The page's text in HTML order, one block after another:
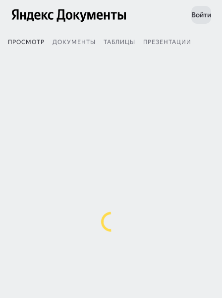
Войти
ПРОСМОТР ДОКУМЕНТЫ ТАБЛИЦЫ ПРЕЗЕНТАЦИИ